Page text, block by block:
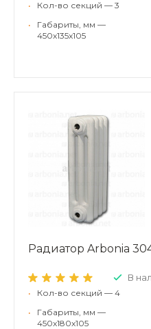
•
Кол-во секций — 3
•
Габариты, мм —
450x135x105
Радиатор Arbonia
В
•
Кол-во секций — 4
•
Габариты, мм —
450x180x105